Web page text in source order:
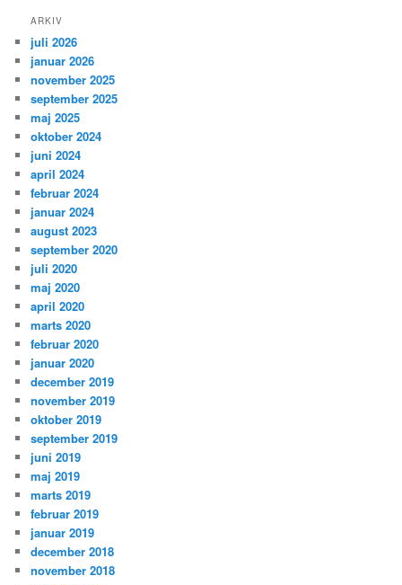
ARKIV
juli 2026
januar 2026
november 2025
september 2025
maj 2025
oktober 2024
juni 2024
april 2024
februar 2024
januar 2024
august 2023
september 2020
juli 2020
maj 2020
april 2020
marts 2020
februar 2020
januar 2020
december 2019
november 2019
oktober 2019
september 2019
juni 2019
maj 2019
marts 2019
februar 2019
januar 2019
december 2018
november 2018